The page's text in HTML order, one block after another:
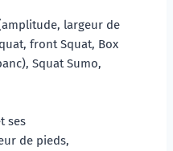
largeur de
front Squat, Box
Squat Sumo,
ses
de pieds,